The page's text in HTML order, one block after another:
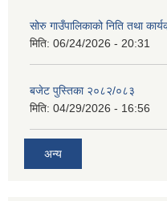
सोरु गाउँपालिकाको निति तथा
मिति: 06/24/2026 - 20:31
बजेट पुस्तिका २०८२/०८३
मिति: 04/29/2026 - 16:56
अन्य